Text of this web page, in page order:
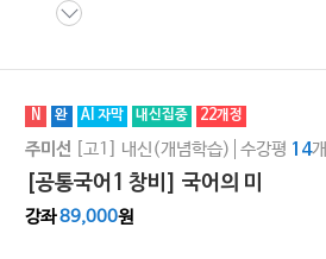
N 완 AI 자막 내신집중 22개정
주미선 [고1] 내신(개념학습) 수강평 14개
[공통국어1 창비] 국어의 미
강좌89,000원